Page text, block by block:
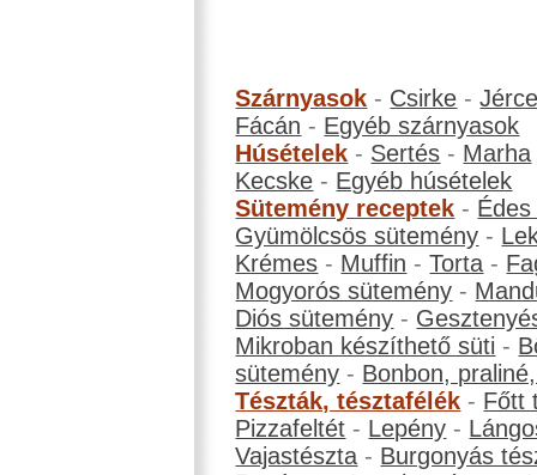
Szárnyasok - Csirke -
Fácán - Egyéb szárnyasok
Húsételek - Sertés - Marha
Kecske - Egyéb húsételek
Sütemény receptek -
Gyümölcsös sütemény -
Krémes - Muffin -Torta -
Mogyorós sütemény -
Diós sütemény -
Mikroban készíthető süti -
sütemény - Bonbon,
Tészták, tésztafélék - Főtt
Pizzafeltét - Lepény -
Vajastészta - Burgonyás